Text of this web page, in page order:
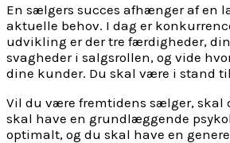
En sælgers succes afhænger af en
aktuelle behov. I dag er
udvikling er der tre færdigheder,
svagheder i salgsrollen, og vide
dine kunder. Du skal være i stand
Vil du være fremtidens sælger, skal
skal have en grundlæggende
optimalt, og du skal have en